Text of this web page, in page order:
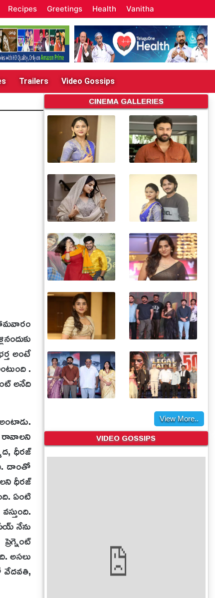
Recipes Greetings Health Vanitha
Trailers Video Gossips
అంటే
.
అనేది
రావాలని
ధీరజ్
దాంతో
ధీరజ్
ఏంటి
నేను
అసలు
వేదవతి,
CINEMA GALLERIES
View More..
VIDEO GOSSIPS